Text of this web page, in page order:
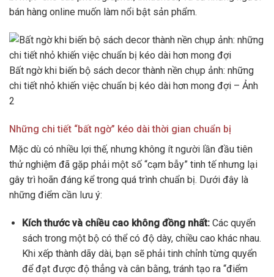
bán hàng online muốn làm nổi bật sản phẩm.
Bất ngờ khi biến bộ sách decor thành nền chụp ảnh: những
chi tiết nhỏ khiến việc chuẩn bị kéo dài hơn mong đợi – Ảnh
2
Những chi tiết “bất ngờ” kéo dài thời gian chuẩn bị
Mặc dù có nhiều lợi thế, nhưng không ít người lần đầu tiên
thử nghiệm đã gặp phải một số “cạm bẫy” tinh tế nhưng lại
gây trì hoãn đáng kể trong quá trình chuẩn bị. Dưới đây là
những điểm cần lưu ý:
Kích thước và chiều cao không đồng nhất:Các quyển
sách trong một bộ có thể có độ dày, chiều cao khác nhau.
Khi xếp thành dãy dài, bạn sẽ phải tinh chỉnh từng quyển
để đạt được độ thẳng và cân bằng, tránh tạo ra “điểm